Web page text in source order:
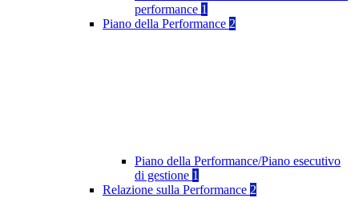
performance 1
Piano della Performance 2
Piano della Performance/Piano esecutivo
di gestione 1
Relazione sulla Performance 2